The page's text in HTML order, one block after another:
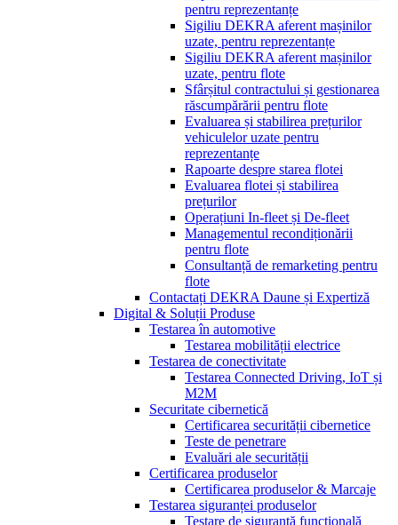
pentru reprezentanțe
Sigiliu DEKRA aferent mașinilor
uzate, pentru reprezentanțe
Sigiliu DEKRA aferent mașinilor
uzate, pentru flote
Sfârșitul contractului și gestionarea
răscumpărării pentru flote
Evaluarea și stabilirea prețurilor
vehiculelor uzate pentru
reprezentanțe
Rapoarte despre starea flotei
Evaluarea flotei și stabilirea
prețurilor
Operațiuni In-fleet și De-fleet
Managementul recondiționării
pentru flote
Consultanță de remarketing pentru
flote
Contactați DEKRA Daune și Expertiză
Digital & Soluții Produse
Testarea în automotive
Testarea mobilității electrice
Testarea de conectivitate
Testarea Connected Driving, IoT și
M2M
Securitate cibernetică
Certificarea securității cibernetice
Teste de penetrare
Evaluări ale securității
Certificarea produselor
Certificarea produselor & Marcaje
Testarea siguranței produselor
Testare de siguranță funcțională